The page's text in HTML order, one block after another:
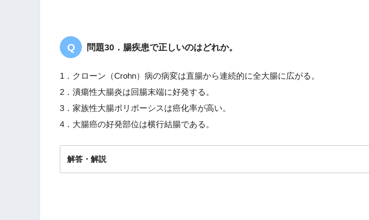
問題30．腸疾患で正しいのはどれか。
1．クローン（Crohn）病の病変は直腸から連続的に全大腸に広がる。
2．潰瘍性大腸炎は回腸末端に好発する。
3．家族性大腸ポリポーシスは癌化率が高い。
4．大腸癌の好発部位は横行結腸である。
解答・解説